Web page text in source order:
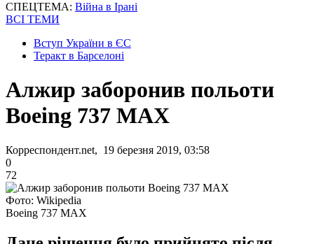
СПЕЦТЕМА: Війна в Ірані
ВСІ ТЕМИ
Вступ України в ЄС
Теракт в Барселоні
Алжир заборонив польоти
Boeing 737 MAX
Корреспондент.net, 19 березня 2019, 03:58
0
72
Фото: Wikipedia
Boeing 737 MAX